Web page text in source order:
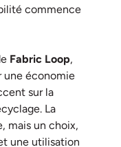
commence
Fabric Loop,
une économie
sur la
La
mais un choix,
une utilisation